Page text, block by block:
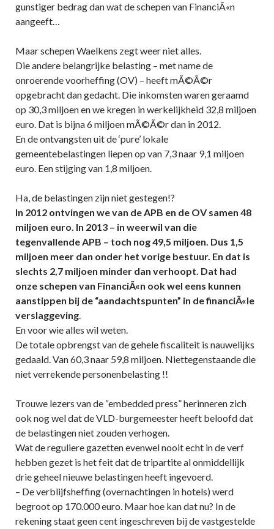
gunstiger bedrag dan wat de schepen van FinanciÃ«n
aangeeft…
Maar schepen Waelkens zegt weer niet alles.
Die andere belangrijke belasting – met name de
onroerende voorheffing (OV) – heeft mÃ©Ã©r
opgebracht dan gedacht. Die inkomsten waren geraamd
op 30,3 miljoen en we kregen in werkelijkheid 32,8 miljoen
euro. Dat is bijna 6 miljoen mÃ©Ã©r dan in 2012.
En de ontvangsten uit de ‘pure’ lokale
gemeentebelastingen liepen op van 7,3 naar 9,1 miljoen
euro. Een stijging van 1,8 miljoen.
Ha, de belastingen zijn niet gestegen!?
In 2012 ontvingen we van de APB en de OV samen 48
miljoen euro. In 2013 – in weerwil van die
tegenvallende APB – toch nog 49,5 miljoen. Dus 1,5
miljoen meer dan onder het vorige bestuur. En dat is
slechts 2,7 miljoen minder dan verhoopt. Dat had
onze schepen van FinanciÃ«n ook wel eens kunnen
aanstippen bij de “aandachtspunten” in de financiÃ«le
verslaggeving.
En voor wie alles wil weten.
De totale opbrengst van de gehele fiscaliteit is nauwelijks
gedaald. Van 60,3 naar 59,8 miljoen. Niettegenstaande die
niet verrekende personenbelasting !!
Trouwe lezers van de “embedded press” herinneren zich
ook nog wel dat de VLD-burgemeester heeft beloofd dat
de belastingen niet zouden verhogen.
Wat de reguliere gazetten evenwel nooit echt in de verf
hebben gezet is het feit dat de tripartite al onmiddellijk
drie geheel nieuwe belastingen heeft ingevoerd.
– De verblijfsheffing (overnachtingen in hotels) werd
begroot op 170.000 euro. Maar hoe kan dat nu? In de
rekening staat geen cent ingeschreven bij de vastgestelde